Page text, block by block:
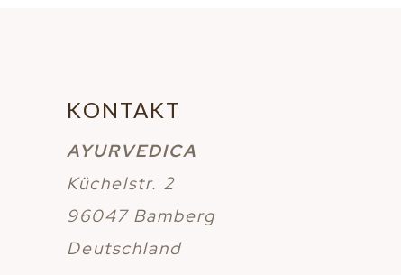
KONTAKT
AYURVEDICA
Küchelstr. 2
96047 Bamberg
Deutschland